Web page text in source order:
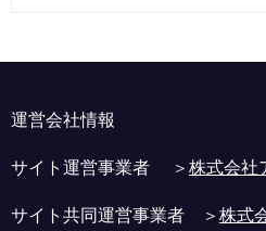
運営会社情報
サイト運営事業者 ＞株式会社
サイト共同運営事業者 ＞株式